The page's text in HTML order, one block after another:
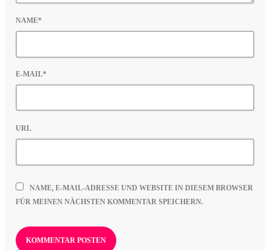
NAME*
E-MAIL*
URL
NAME, E-MAIL-ADRESSE UND WEBSITE IN DIESEM BROWSER
FÜR MEINEN NÄCHSTEN KOMMENTAR SPEICHERN.